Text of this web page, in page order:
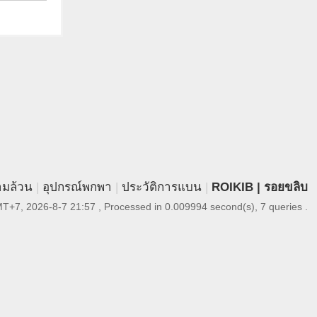
ล้วน | อุปกรณ์พกพา | ประวัติการแบน | ROIKIB | รอยขลิบ
2026-8-7 21:57 , Processed in 0.009994 second(s), 7 queries .